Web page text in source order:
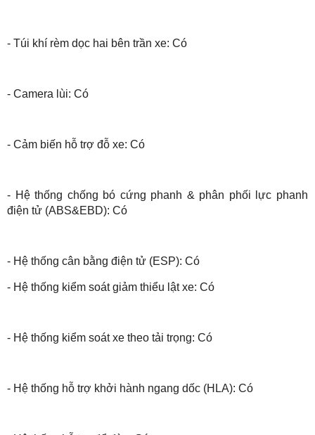
- Túi khí rèm dọc hai bên trần xe: Có
- Camera lùi: Có
- Cảm biến hỗ trợ đỗ xe: Có
- Hệ thống chống bó cứng phanh & phân phối lực phanh
điện tử (ABS&EBD): Có
- Hệ thống cân bằng điện tử (ESP): Có
- Hệ thống kiểm soát giảm thiểu lật xe: Có
- Hệ thống kiểm soát xe theo tải trọng: Có
- Hệ thống hỗ trợ khởi hành ngang dốc (HLA): Có